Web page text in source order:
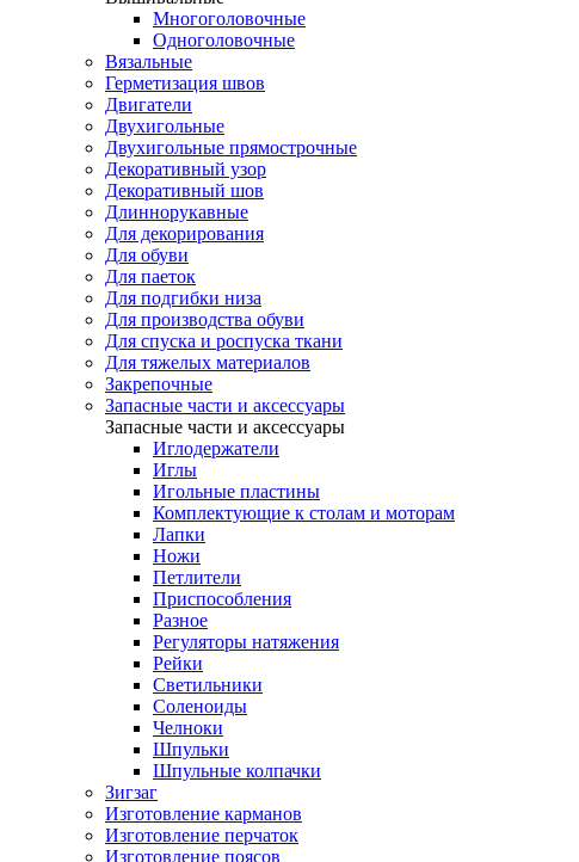
Многоголовочные
Одноголовочные
Вязальные
Герметизация швов
Двигатели
Двухигольные
Двухигольные прямострочные
Декоративный узор
Декоративный шов
Длиннорукавные
Для декорирования
Для обуви
Для паеток
Для подгибки низа
Для производства обуви
Для спуска и роспуска ткани
Для тяжелых материалов
Закрепочные
Запасные части и аксессуары
Запасные части и аксессуары
Иглодержатели
Иглы
Игольные пластины
Комплектующие к столам и моторам
Лапки
Ножи
Петлители
Приспособления
Разное
Регуляторы натяжения
Рейки
Светильники
Соленоиды
Челноки
Шпульки
Шпульные колпачки
Зигзаг
Изготовление карманов
Изготовление перчаток
Изготовление поясов